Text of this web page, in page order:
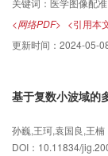
像间的互信息量作为
中，将图像配准看作
数，能够克服经典遗
仿真图像与真实医学
像素配准方法的优点
关键词： 医学图像配
<网络PDF> <引用本
更新时间： 2024-05-
基于复数小波域的
孙巍,王珂,袁国良,王楠
DOI：10.11834/